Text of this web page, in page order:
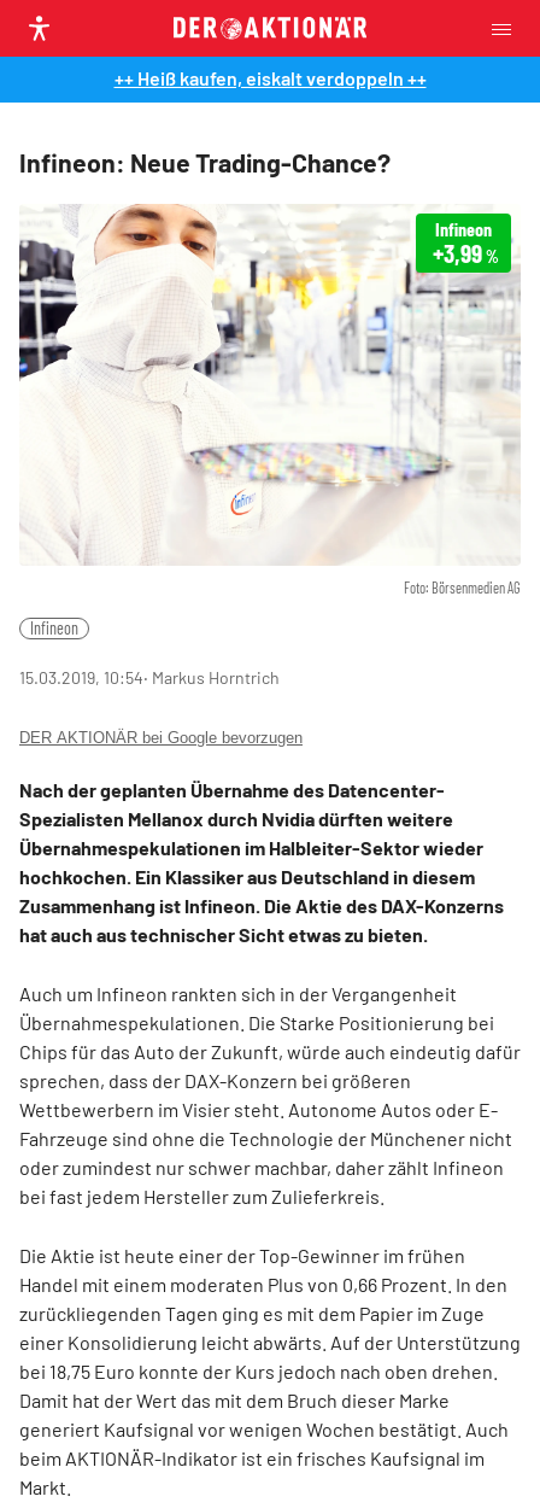
++ Heiß kaufen, eiskalt verdoppeln ++
Infineon: Neue Trading-Chance?
Foto: Börsenmedien AG
Infineon
+3,99%
Infineon
15.03.2019, 10:54‧ Markus Horntrich
DER AKTIONÄR bei Google bevorzugen
Nach der geplanten Übernahme des Datencenter-
Spezialisten Mellanox durch Nvidia dürften weitere
Übernahmespekulationen im Halbleiter-Sektor wieder
hochkochen. Ein Klassiker aus Deutschland in diesem
Zusammenhang ist Infineon. Die Aktie des DAX-Konzerns
hat auch aus technischer Sicht etwas zu bieten.
Auch um Infineon rankten sich in der Vergangenheit
Übernahmespekulationen. Die Starke Positionierung bei
Chips für das Auto der Zukunft, würde auch eindeutig dafür
sprechen, dass der DAX-Konzern bei größeren
Wettbewerbern im Visier steht. Autonome Autos oder E-
Fahrzeuge sind ohne die Technologie der Münchener nicht
oder zumindest nur schwer machbar, daher zählt Infineon
bei fast jedem Hersteller zum Zulieferkreis.
Die Aktie ist heute einer der Top-Gewinner im frühen
Handel mit einem moderaten Plus von 0,66 Prozent. In den
zurückliegenden Tagen ging es mit dem Papier im Zuge
einer Konsolidierung leicht abwärts. Auf der Unterstützung
bei 18,75 Euro konnte der Kurs jedoch nach oben drehen.
Damit hat der Wert das mit dem Bruch dieser Marke
generiert Kaufsignal vor wenigen Wochen bestätigt. Auch
beim AKTIONÄR-Indikator ist ein frisches Kaufsignal im
Markt.